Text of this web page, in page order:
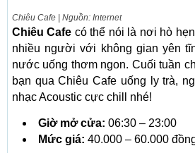
Chiêu Cafe | Nguồn: Internet
Chiêu Cafe có thể nói là nơi hò
nhiều người với không gian yên
nước uống thơm ngon. Cuối tuần
bạn qua Chiêu Cafe uống ly trà,
nhạc Acoustic cực chill nhé!
Giờ mở cửa: 06:30 – 23:00
Mức giá: 40.000 – 60.000